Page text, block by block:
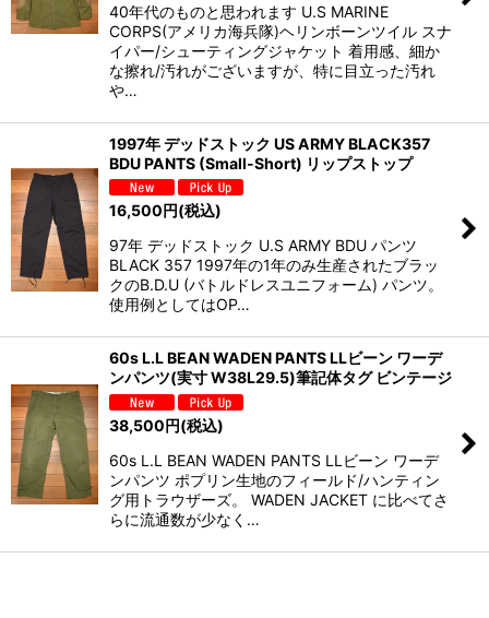
40年代のものと思われます U.S MARINE
CORPS(アメリカ海兵隊)ヘリンボーンツイル スナ
イパー/シューティングジャケット 着用感、細か
な擦れ/汚れがございますが、特に目立った汚れ
や…
1997年 デッドストック US ARMY BLACK357
BDU PANTS (Small-Short) リップストップ
16,500円(税込)
97年 デッドストック U.S ARMY BDU パンツ
BLACK 357 1997年の1年のみ生産されたブラッ
クのB.D.U (バトルドレスユニフォーム) パンツ。
使用例としてはOP…
60s L.L BEAN WADEN PANTS LLビーン ワーデ
ンパンツ(実寸 W38L29.5)筆記体タグ ビンテージ
38,500円(税込)
60s L.L BEAN WADEN PANTS LLビーン ワーデ
ンパンツ ポプリン生地のフィールド/ハンティン
グ用トラウザーズ。 WADEN JACKET に比べてさ
らに流通数が少なく…